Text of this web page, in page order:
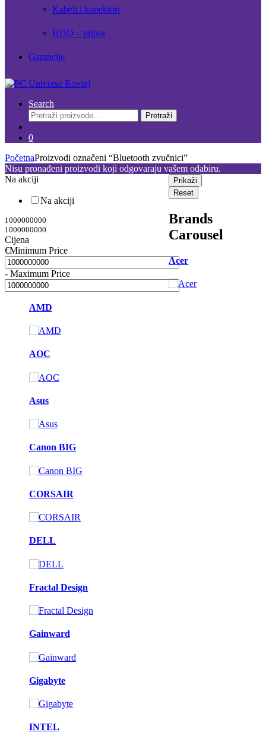
Kabeli i konektori
HDD – pribor
Garancije
Search
Pretraži:
Pretraži
0
PočetnaProizvodi označeni “Bluetooth zvučnici”
Nisu pronađeni proizvodi koji odgovaraju vašem odabiru.
Na akciji
Na akciji
1000000000
1000000000
Cijena
€Minimum Price
- Maximum Price
Prikaži
Reset
Brands
Carousel
Acer
AMD
AOC
Asus
Canon BIG
CORSAIR
DELL
Fractal Design
Gainward
Gigabyte
INTEL